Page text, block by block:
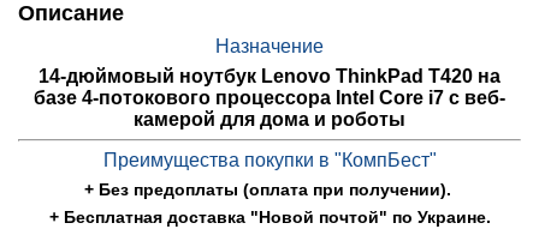
Описание
Назначение
14-дюймовый ноутбук Lenovo ThinkPad T420 на
базе 4-потокового процессора Intel Core i7 с веб-
камерой для дома и роботы
Преимущества покупки в "КомпБест"
+ Без предоплаты (оплата при получении).
+ Бесплатная доставка "Новой почтой" по Украине.